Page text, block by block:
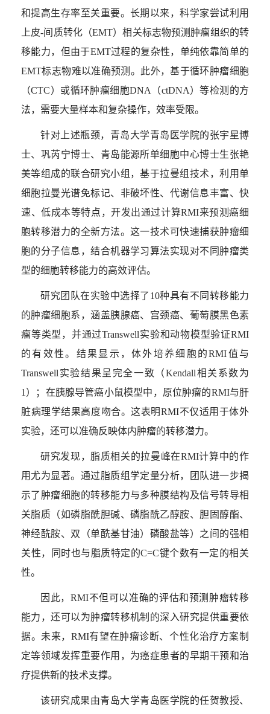
和提高生存率至关重要。长期以来，科学家尝试利用
上皮-间质转化（EMT）相关标志物预测肿瘤组织的转
移能力，但由于EMT过程的复杂性，单纯依靠简单的
EMT标志物难以准确预测。此外，基于循环肿瘤细胞
（CTC）或循环肿瘤细胞DNA（ctDNA）等检测的方
法，需要大量样本和复杂操作，效率受限。
针对上述瓶颈，青岛大学青岛医学院的张宇星博
士、巩芮宁博士、青岛能源所单细胞中心博士生张艳
美等组成的联合研究小组，基于拉曼组技术，利用单
细胞拉曼光谱免标记、非破坏性、代谢信息丰富、快
速、低成本等特点，开发出通过计算RMI来预测癌细
胞转移潜力的全新方法。这一技术可快速捕获肿瘤细
胞的分子信息，结合机器学习算法实现对不同肿瘤类
型的细胞转移能力的高效评估。
研究团队在实验中选择了 10种具有不同转移能力
的肿瘤细胞系，涵盖胰腺癌、宫颈癌、葡萄膜黑色素
瘤等类型，并通过Transwell实验和动物模型验证RMI
的有效性。结果显示，体外培养细胞的RMI值与
Transwell 实验结果呈完全一致（Kendall相关系数为
1 ）；在胰腺导管癌小鼠模型中，原位肿瘤的RMI与肝
脏病理学结果高度吻合。这表明RMI不仅适用于体外
实验，还可以准确反映体内肿瘤的转移潜力。
研究发现，脂质相关的拉曼峰在RMI计算中的作
用尤为显著。通过脂质组学定量分析，团队进一步揭
示了肿瘤细胞的转移能力与多种膜结构及信号转导相
关脂质（如磷脂酰胆碱、磷脂酰乙醇胺、胆固醇酯、
神经酰胺、双（单酰基甘油）磷酸盐等）之间的强相
关性，同时也与脂质特定的C=C键个数有一定的相关
性。
因此， RMI不但可以准确的评估和预测肿瘤转移
能力，还可以为肿瘤转移机制的深入研究提供重要依
据。未来， RMI有望在肿瘤诊断、个性化治疗方案制
定等领域发挥重要作用，为癌症患者的早期干预和治
疗提供新的技术支撑。
该研究成果由青岛大学青岛医学院的任贺教授、